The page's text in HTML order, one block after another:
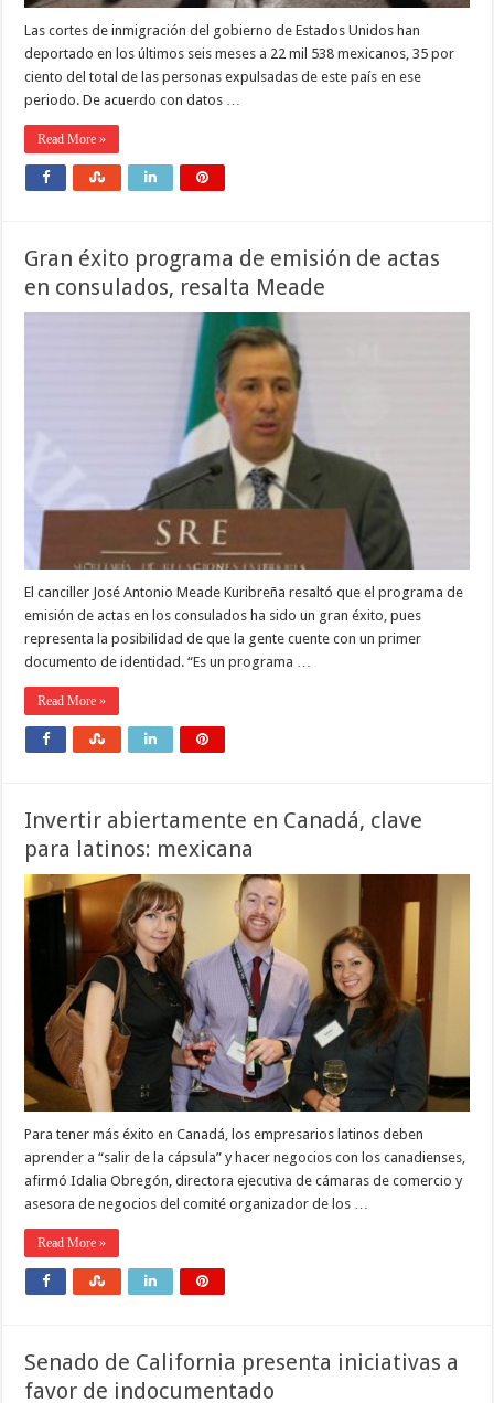
Las cortes de inmigración del gobierno de Estados Unidos han
deportado en los últimos seis meses a 22 mil 538 mexicanos, 35 por
ciento del total de las personas expulsadas de este país en ese
periodo. De acuerdo con datos …
Read More »
Gran éxito programa de emisión de actas
en consulados, resalta Meade
El canciller José Antonio Meade Kuribreña resaltó que el programa de
emisión de actas en los consulados ha sido un gran éxito, pues
representa la posibilidad de que la gente cuente con un primer
documento de identidad. “Es un programa …
Read More »
Invertir abiertamente en Canadá, clave
para latinos: mexicana
Para tener más éxito en Canadá, los empresarios latinos deben
aprender a “salir de la cápsula” y hacer negocios con los canadienses,
afirmó Idalia Obregón, directora ejecutiva de cámaras de comercio y
asesora de negocios del comité organizador de los …
Read More »
Senado de California presenta iniciativas a
favor de indocumentado